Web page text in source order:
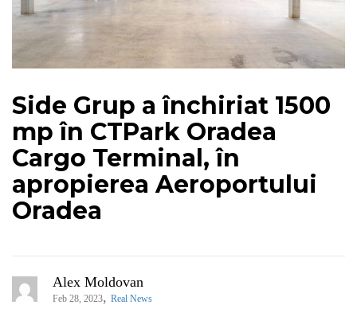
Side Grup a închiriat 1500
mp în CTPark Oradea
Cargo Terminal, în
apropierea Aeroportului
Oradea
Alex Moldovan
Feb 28, 2023, Real News